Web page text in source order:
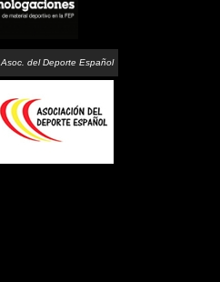
Asoc. del Deporte Español